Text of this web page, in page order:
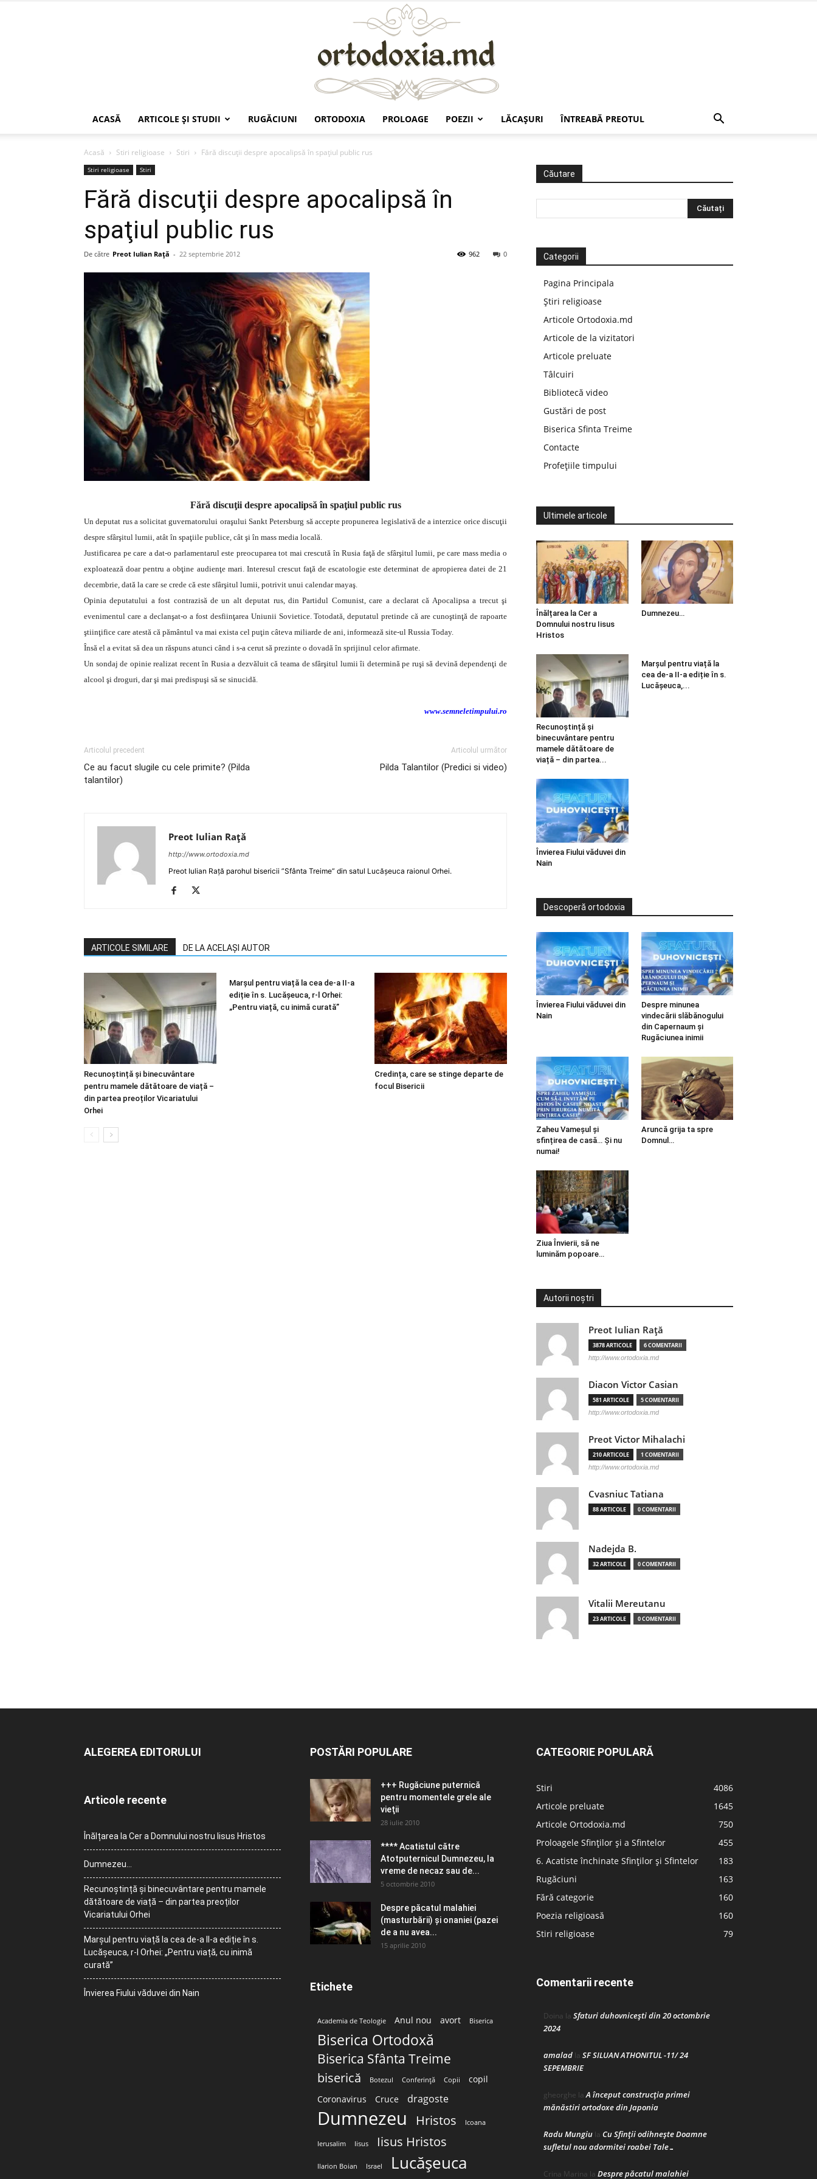
ACASĂ ARTICOLE ŞI STUDII RUGĂCIUNI ORTODOXIA PROLOAGE POEZII LĂCAŞURI ÎNTREABĂ PREOTUL
Acasă Stiri religioase Stiri Fără discuţii despre apocalipsă în spaţiul public rus
Stiri religioase Stiri
Fără discuţii despre apocalipsă în
spaţiul public rus
De către Preot Iulian Raţă - 22 septembrie 2012 0
962
Fără discuţii despre apocalipsă în spaţiul public rus
Un deputat rus a solicitat guvernatorului oraşului Sankt Petersburg să accepte propunerea legislativă de a interzice orice discuţii
despre sfârşitul lumii, atât în spaţiile publice, cât şi în mass media locală.
Justificarea pe care a dat-o parlamentarul este preocuparea tot mai crescută în Rusia faţă de sfârşitul lumii, pe care mass media o
exploatează doar pentru a obţine audienţe mari. Interesul crescut faţă de escatologie este determinat de apropierea datei de 21
decembrie, dată la care se crede că este sfârşitul lumii, potrivit unui calendar mayaş.
Opinia deputatului a fost contrazisă de un alt deputat rus, din Partidul Comunist, care a declarat că Apocalipsa a trecut şi
evenimentul care a declanşat-o a fost desfiinţarea Uniunii Sovietice. Totodată, deputatul pretinde că are cunoştinţă de rapoarte
ştiinţifice care atestă că pământul va mai exista cel puţin câteva miliarde de ani, informează site-ul Russia Today.
Însă el a evitat să dea un răspuns atunci când i s-a cerut să prezinte o dovadă în sprijinul celor afirmate.
Un sondaj de opinie realizat recent în Rusia a dezvăluit că teama de sfârşitul lumii îi determină pe ruşi să devină dependenţi de
alcool şi droguri, dar şi mai predispuşi să se sinucidă.
www.semneletimpului.ro
Articolul precedent
Ce au facut slugile cu cele primite? (Pilda
talantilor)
Articolul următor
Pilda Talantilor (Predici si video)
Preot Iulian Raţă
http://www.ortodoxia.md
Preot Iulian Rață parohul bisericii ”Sfânta Treime” din satul Lucășeuca raionul Orhei.
ARTICOLE SIMILARE DE LA ACELAȘI AUTOR
Recunoștință și binecuvântare
pentru mamele dătătoare de viață –
din partea preoților Vicariatului
Orhei
Marșul pentru viață la cea de-a II-a
ediție în s. Lucășeuca, r-l Orhei:
„Pentru viață, cu inimă curată”
Credința, care se stinge departe de
focul Bisericii
Căutare
Categorii
Pagina Principala
Știri religioase
Articole Ortodoxia.md
Articole de la vizitatori
Articole preluate
Tâlcuiri
Bibliotecă video
Gustări de post
Biserica Sfinta Treime
Contacte
Profețiile timpului
Ultimele articole
Înălțarea la Cer a
Domnului nostru Iisus
Hristos
Dumnezeu…
Recunoștință și
binecuvântare pentru
mamele dătătoare de
viață – din partea...
Marșul pentru viață la
cea de-a II-a ediție în s.
Lucășeuca,...
Învierea Fiului văduvei din
Nain
Descoperă ortodoxia
Învierea Fiului văduvei din
Nain
Despre minunea
vindecării slăbănogului
din Capernaum și
Rugăciunea inimii
Zaheu Vameșul și
sfințirea de casă… Și nu
numai!
Aruncă grija ta spre
Domnul…
Ziua Învierii, să ne
luminăm popoare…
Autorii noștri
Preot Iulian Raţă
3878 ARTICOLE 6 COMENTARII
http://www.ortodoxia.md
Diacon Victor Casian
581 ARTICOLE 5 COMENTARII
http://www.ortodoxia.md
Preot Victor Mihalachi
210 ARTICOLE 1 COMENTARII
http://www.ortodoxia.md
Cvasniuc Tatiana
88 ARTICOLE 0 COMENTARII
Nadejda B.
32 ARTICOLE 0 COMENTARII
Vitalii Mereutanu
23 ARTICOLE 0 COMENTARII
ALEGEREA EDITORULUI
Articole recente
Înălțarea la Cer a Domnului nostru Iisus Hristos
Dumnezeu…
Recunoștință și binecuvântare pentru mamele
dătătoare de viață – din partea preoților
Vicariatului Orhei
Marșul pentru viață la cea de-a II-a ediție în s.
Lucășeuca, r-l Orhei: „Pentru viață, cu inimă
curată”
Învierea Fiului văduvei din Nain
POSTĂRI POPULARE
+++ Rugăciune puternică
pentru momentele grele ale
vieţii
28 iulie 2010
**** Acatistul către
Atotputernicul Dumnezeu, la
vreme de necaz sau de...
5 octombrie 2010
Despre păcatul malahiei
(masturbării) şi onaniei (pazei
de a nu avea...
15 aprilie 2010
Etichete
Academia de Teologie Anul nou avort Biserica
Biserica Ortodoxă
Biserica Sfânta Treime
biserică Botezul Conferință Copii
copil
Coronavirus
Cruce dragoste
Dumnezeu Hristos Icoana
Ierusalim Iisus Iisus Hristos
Ilarion Boian Israel Lucășeuca
CATEGORIE POPULARĂ
Stiri
4086
Articole preluate
1645
Articole Ortodoxia.md
750
Proloagele Sfinților și a Sfintelor
455
6. Acatiste închinate Sfinților și Sfintelor
183
Rugăciuni
163
Fără categorie
160
Poezia religioasă
160
Stiri religioase
79
Comentarii recente
Doina la Sfaturi duhovnicești din 20 octombrie
2024
amalad la SF SILUAN ATHONITUL -11/ 24
SEPEMBRIE
gheorghe laA început construcţia primei
mănăstiri ortodoxe din Japonia
Radu Mungiu la Cu Sfinții odihnește Doamne
sufletul nou adormitei roabei Tale…
Crina Marina la Despre păcatul malahiei